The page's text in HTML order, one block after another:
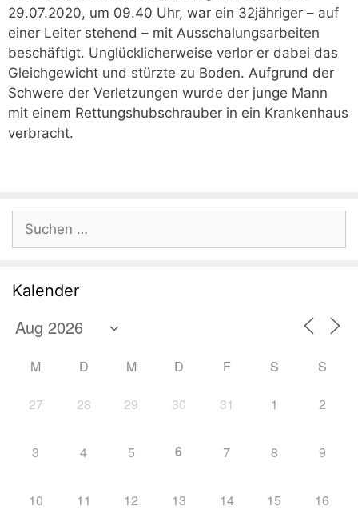
29.07.2020, um 09.40 Uhr, war ein 32jähriger – auf
einer Leiter stehend – mit Ausschalungsarbeiten
beschäftigt. Unglücklicherweise verlor er dabei das
Gleichgewicht und stürzte zu Boden. Aufgrund der
Schwere der Verletzungen wurde der junge Mann
mit einem Rettungshubschrauber in ein Krankenhaus
verbracht.
nach:
Kalender
M D M D F S S
27 28 29 30 31 1 2
3 4 5 6 7 8 9
10 11 12 13 14 15 16